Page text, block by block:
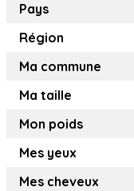
Pays
Région
Ma commune
Ma taille
Mon poids
Mes yeux
Mes cheveux